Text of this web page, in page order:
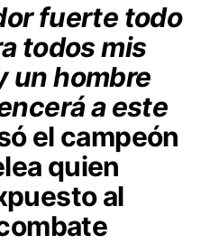
fuerte todo
todos mis
un hombre
a este
el campeón
quien
al